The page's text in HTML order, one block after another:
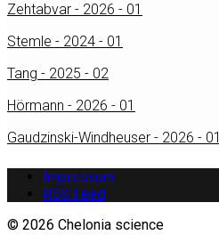
Zehtabvar - 2026 - 01
Stemle - 2024 - 01
Tang - 2025 - 02
Hörmann - 2026 - 01
Gaudzinski-Windheuser - 2026 - 01
Impressum
RSS Feed
© 2026 Chelonia science